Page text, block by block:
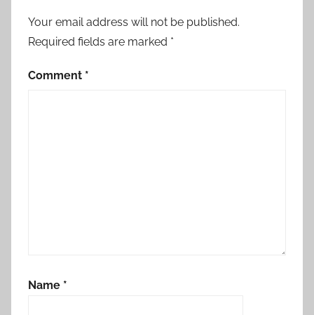
Your email address will not be published.
Required fields are marked *
Comment *
Name *